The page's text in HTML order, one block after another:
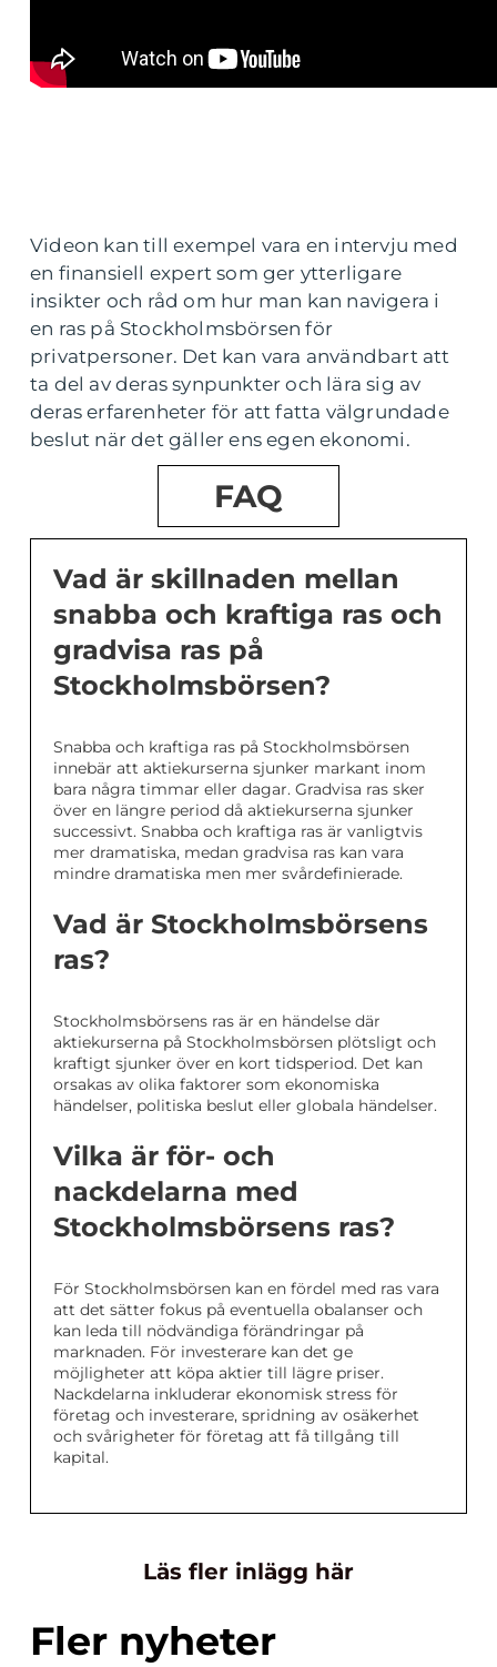
Videon kan till exempel vara en intervju med
en finansiell expert som ger ytterligare
insikter och råd om hur man kan navigera i
en ras på Stockholmsbörsen för
privatpersoner. Det kan vara användbart att
ta del av deras synpunkter och lära sig av
deras erfarenheter för att fatta välgrundade
beslut när det gäller ens egen ekonomi.
FAQ
Vad är skillnaden mellan
snabba och kraftiga ras och
gradvisa ras på
Stockholmsbörsen?
Snabba och kraftiga ras på Stockholmsbörsen
innebär att aktiekurserna sjunker markant inom
bara några timmar eller dagar. Gradvisa ras sker
över en längre period då aktiekurserna sjunker
successivt. Snabba och kraftiga ras är vanligtvis
mer dramatiska, medan gradvisa ras kan vara
mindre dramatiska men mer svårdefinierade.
Vad är Stockholmsbörsens
ras?
Stockholmsbörsens ras är en händelse där
aktiekurserna på Stockholmsbörsen plötsligt och
kraftigt sjunker över en kort tidsperiod. Det kan
orsakas av olika faktorer som ekonomiska
händelser, politiska beslut eller globala händelser.
Vilka är för- och
nackdelarna med
Stockholmsbörsens ras?
För Stockholmsbörsen kan en fördel med ras vara
att det sätter fokus på eventuella obalanser och
kan leda till nödvändiga förändringar på
marknaden. För investerare kan det ge
möjligheter att köpa aktier till lägre priser.
Nackdelarna inkluderar ekonomisk stress för
företag och investerare, spridning av osäkerhet
och svårigheter för företag att få tillgång till
kapital.
Läs fler inlägg här
Fler nyheter